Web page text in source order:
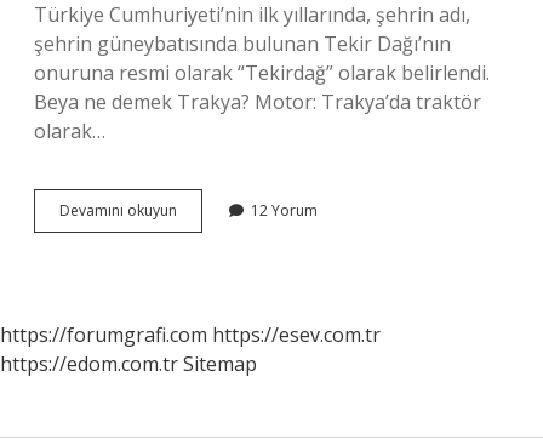
Türkiye Cumhuriyeti’nin ilk yıllarında, şehrin adı,
şehrin güneybatısında bulunan Tekir Dağı’nın
onuruna resmi olarak “Tekirdağ” olarak belirlendi.
Beya ne demek Trakya? Motor: Trakya’da traktör
olarak…
Devamını okuyun Tekirdağlılara
Ne
12 Yorum
https://forumgrafi.com https://esev.com.tr
https://edom.com.trSitemap